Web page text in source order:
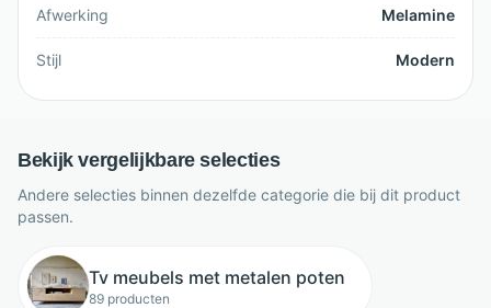
Afwerking Melamine
Stijl Modern
Bekijk vergelijkbare selecties
Andere selecties binnen dezelfde categorie die bij dit product
passen.
Tv meubels met metalen poten
89 producten